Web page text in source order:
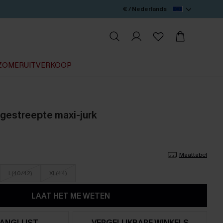
€ / Nederlands
maxi-jurk
Maattabel
L(40/42) XL(44)
LAAT HET ME WETEN